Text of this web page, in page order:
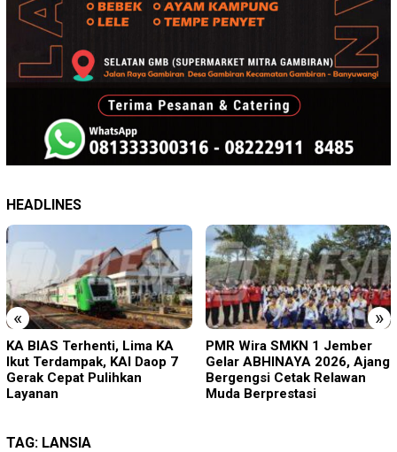
HEADLINES
« »
PMR Wira SMKN 1 Jember
Gelar ABHINAYA 2026, Ajang
Bergengsi Cetak Relawan
Muda Berprestasi
Imigrasi Ponorogo Deportasi
Satu WN Tiongkok
Salahgunakan Ijin Tinggal
TAG: LANSIA